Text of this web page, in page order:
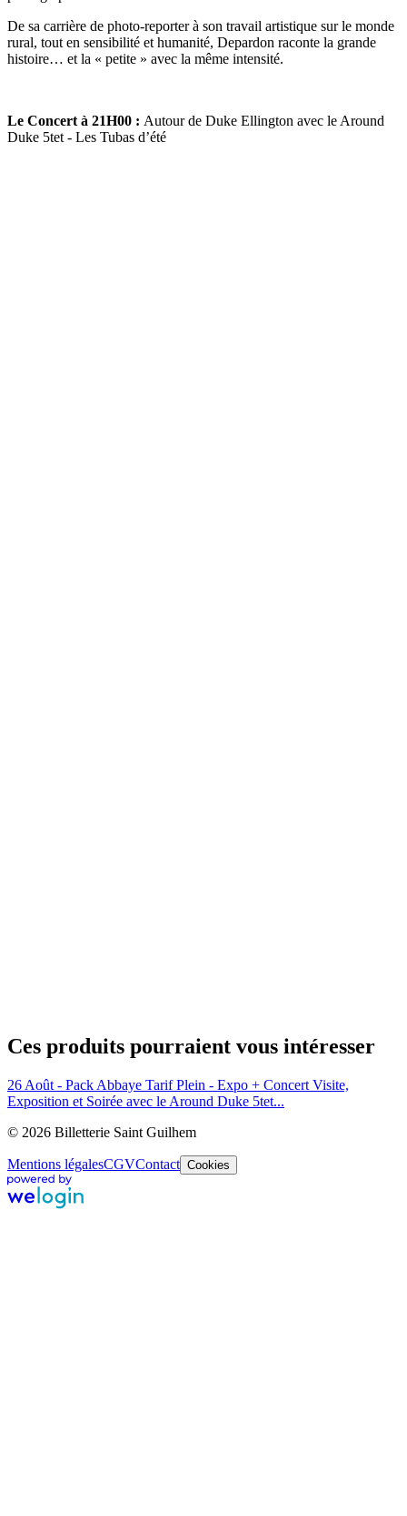
De sa carrière de photo-reporter à son travail artistique sur le monde
rural, tout en sensibilité et humanité, Depardon raconte la grande
histoire… et la « petite » avec la même intensité.
Le Concert à 21H00 : Autour de Duke Ellington avec le Around
Duke 5tet - Les Tubas d’été
Ces produits pourraient vous intéresser
26 Août - Pack Abbaye Tarif Plein - Expo + Concert Visite,
Exposition et Soirée avec le Around Duke 5tet...
© 2026 Billetterie Saint Guilhem
Mentions légalesCGVContact Cookies